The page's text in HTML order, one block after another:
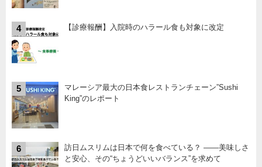
4 【診療報酬】入院時のハラール食も対象に改定
5
マレーシア最大の日本食レストランチェーン”Sushi
King”のレポート
6
訪日ムスリムは日本で何を食べている？ ――美味しさ
と安心、その“ちょうどいいバランス”を求めて